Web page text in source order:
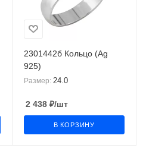
2301442б Кольцо (Ag
925)
Размер: 24.0
2 438 ₽/шт
В КОРЗИНУ